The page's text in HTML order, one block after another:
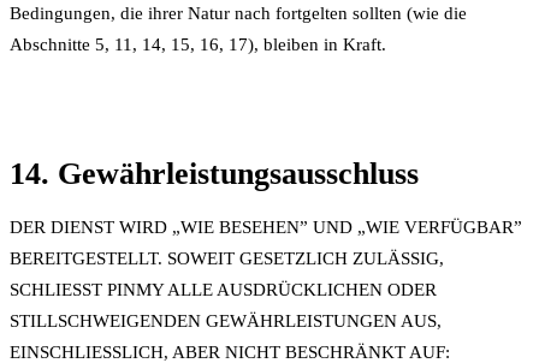
Bedingungen, die ihrer Natur nach fortgelten sollten (wie die
Abschnitte 5, 11, 14, 15, 16, 17), bleiben in Kraft.
14. Gewährleistungsausschluss
DER DIENST WIRD „WIE BESEHEN” UND „WIE VERFÜGBAR”
BEREITGESTELLT. SOWEIT GESETZLICH ZULÄSSIG,
SCHLIESST PINMY ALLE AUSDRÜCKLICHEN ODER
STILLSCHWEIGENDEN GEWÄHRLEISTUNGEN AUS,
EINSCHLIESSLICH, ABER NICHT BESCHRÄNKT AUF: